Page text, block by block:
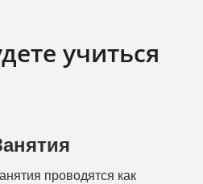
учиться
проводятся как